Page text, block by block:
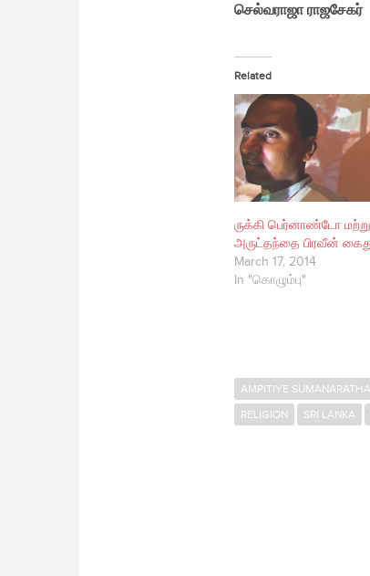
செல்வராஜா ராஜசேகர்
Related
ருக்கி பெர்னாண்டோ
அருட்தந்தை பிரவீன்
March 17, 2014
In "கொழும்பு"
AMPITIYE
RELIGION
SRI LANKA